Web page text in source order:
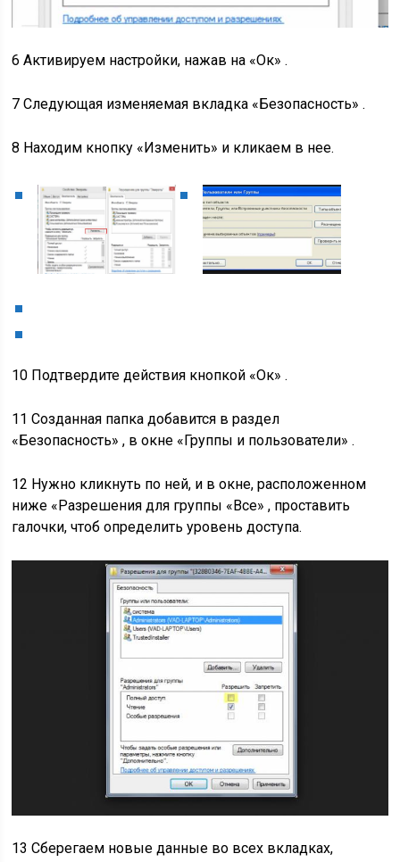
6 Активируем настройки, нажав на «Ок» .
7 Следующая изменяемая вкладка «Безопасность» .
8 Находим кнопку «Изменить» и кликаем в нее.
10 Подтвердите действия кнопкой «Ок» .
11 Созданная папка добавится в раздел
«Безопасность» , в окне «Группы и пользователи».
12 Нужно кликнуть по ней, и в окне, расположенном
ниже «Разрешения для группы «Все», проставить
галочки, чтоб определить уровень доступа.
13 Сберегаем новые данные во всех вкладках,